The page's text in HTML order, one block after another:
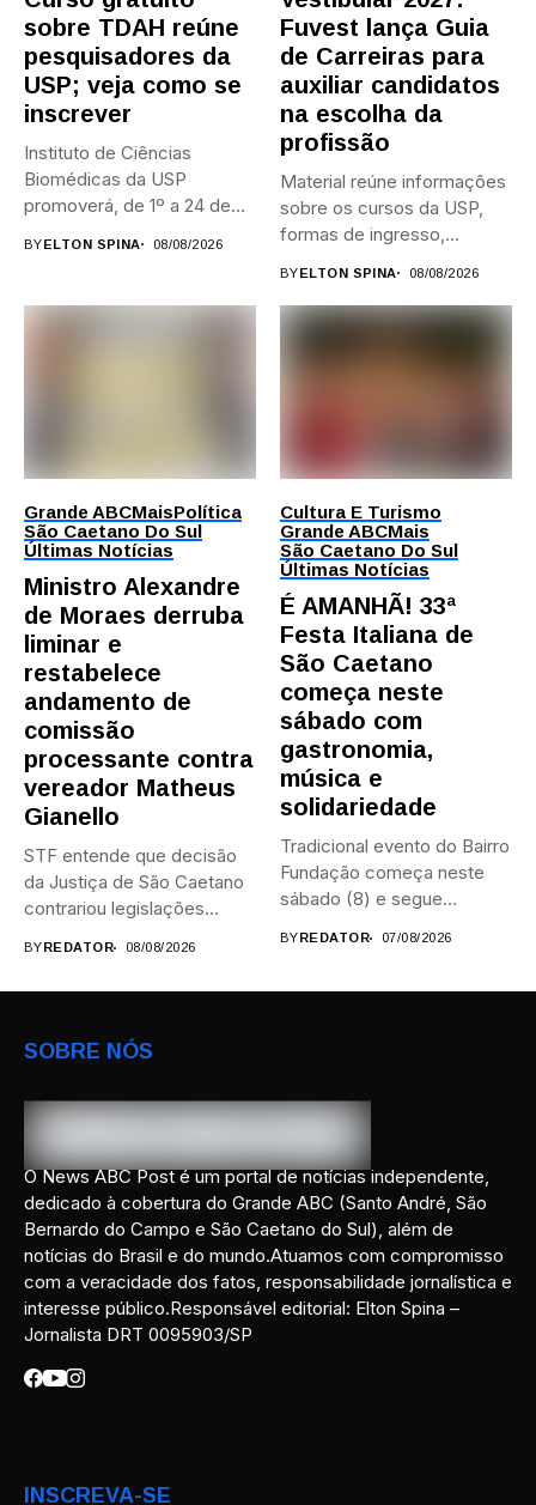
sobre TDAH reúne
pesquisadores da
USP; veja como se
inscrever
Instituto de Ciências
Biomédicas da USP
promoverá, de 1º a 24 de...
BYELTON SPINA 08/08/2026
Fuvest lança Guia
de Carreiras para
auxiliar candidatos
na escolha da
profissão
Material reúne informações
sobre os cursos da USP,
formas de ingresso,
BYELTON SPINA 08/08/2026
Grande ABCMaisPolítica
São Caetano Do Sul
Últimas Notícias
Ministro Alexandre
de Moraes derruba
liminar e
restabelece
andamento de
comissão
processante contra
vereador Matheus
Gianello
STF entende que decisão
da Justiça de São Caetano
contrariou legislações
BY REDATOR 08/08/2026
Cultura E Turismo
Grande ABCMais
São Caetano Do Sul
Últimas Notícias
É AMANHÃ! 33ª
Festa Italiana de
São Caetano
começa neste
sábado com
gastronomia,
música e
solidariedade
Tradicional evento do Bairro
Fundação começa neste
sábado (8) e segue
BY REDATOR 07/08/2026
SOBRE NÓS
O News ABC Post é um portal de notícias independente,
dedicado à cobertura do Grande ABC (Santo André, São
Bernardo do Campo e São Caetano do Sul), além de
notícias do Brasil e do mundo.Atuamos com compromisso
com a veracidade dos fatos, responsabilidade jornalística e
interesse público.Responsável editorial: Elton Spina –
Jornalista DRT 0095903/SP
INSCREVA-SE